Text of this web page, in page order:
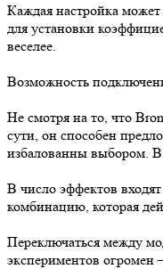
Каждая настройка
для установки
веселее.
Возможность
Не смотря на то, что
сути, он способен
избалованны выбором. В
В число эффектов
комбинацию, которая
Переключаться между
экспериментов огромен